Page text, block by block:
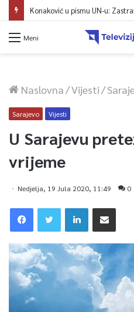
Konaković u pismu UN-u:
Meni
Naslovna/Vijesti/
Sarajevo Vijesti
U Sarajevu
vrijeme
Nedjelja, 19 Jula 2020, 11:49 0